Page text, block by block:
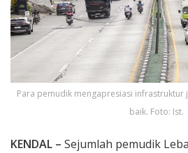
Para pemudik mengapresiasi infrastruktur
baik. Foto: Ist.
KENDAL – Sejumlah pemudik